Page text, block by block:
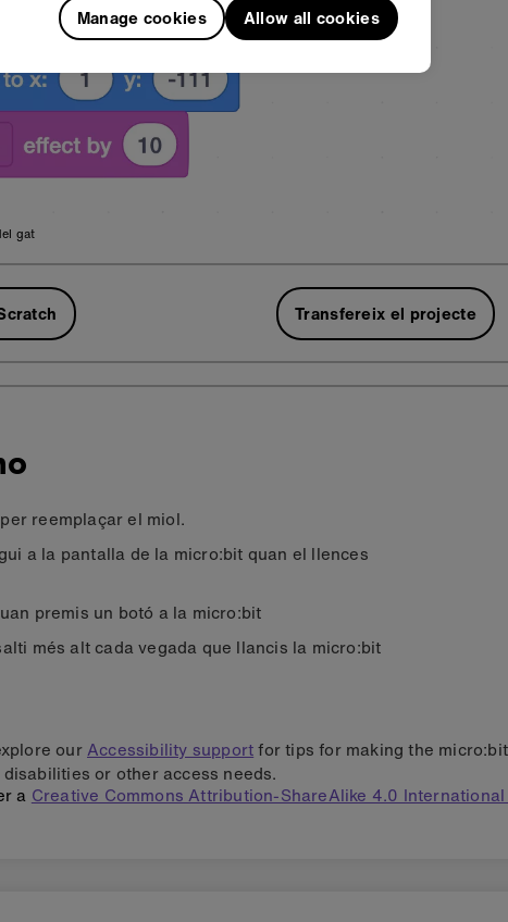
gat
Transfereix el projecte
reemplaçar el miol.
a la pantalla de la micro:bit quan el llences
premis un botó a la micro:bit
més alt cada vegada que llancis la micro:bit
ourAccessibility supportfor tips for making the
or other access needs.
a Creative Commons Attribution-ShareAlike 4.0 International
Manage cookies Allow all cookies